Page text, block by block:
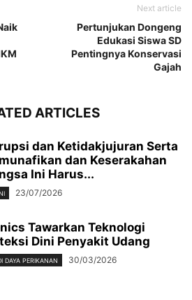
Next article
Pertunjukan Dongeng
Edukasi Siswa SD
Pentingnya Konservasi
Gajah
ARTICLES
dan Ketidakjujuran Serta
dan Keserakahan
Ini Harus...
23/07/2026
Tawarkan Teknologi
Dini Penyakit Udang
DAYA PERIKANAN 30/03/2026